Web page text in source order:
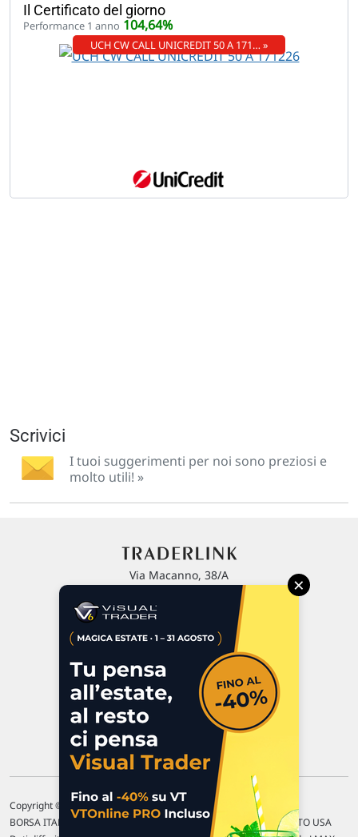
Il Certificato del giorno
Performance 1 anno 104,64%
UCH CW CALL UNICREDIT 50 A 171… »
Scrivici
I tuoi suggerimenti per noi sono preziosi e
molto utili! »
Via Macanno, 38/A
P.IVA 02 452 460 401
Commenti e segnalazioni
Contattaci
Copyright © 1996-2026 Traderlink Italia s.r.l.
BORSA ITALIANA Quotazioni di borsa differite di 15 min. / MERCATO USA
×